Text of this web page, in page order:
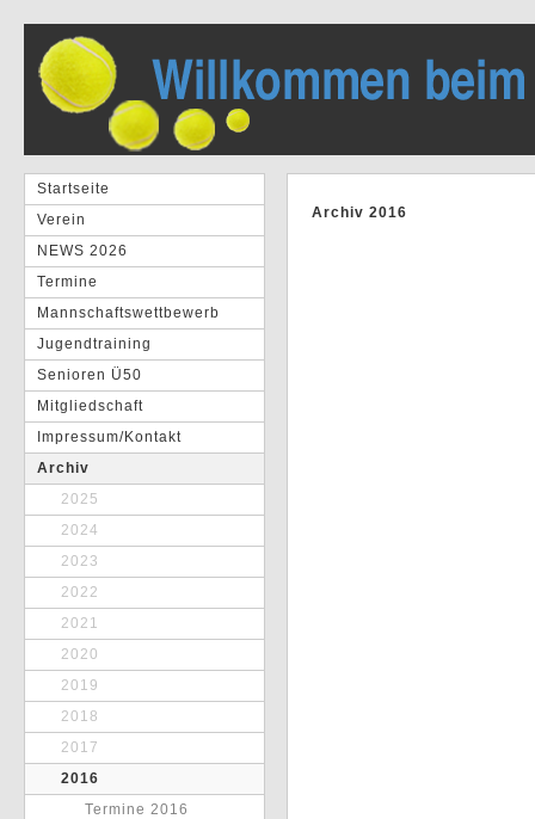
Startseite
Verein
NEWS 2026
Termine
Mannschaftswettbewerb
Jugendtraining
Senioren Ü50
Mitgliedschaft
Impressum/Kontakt
Archiv
2025
2024
2023
2022
2021
2020
2019
2018
2017
2016
Termine 2016
Archiv 2016